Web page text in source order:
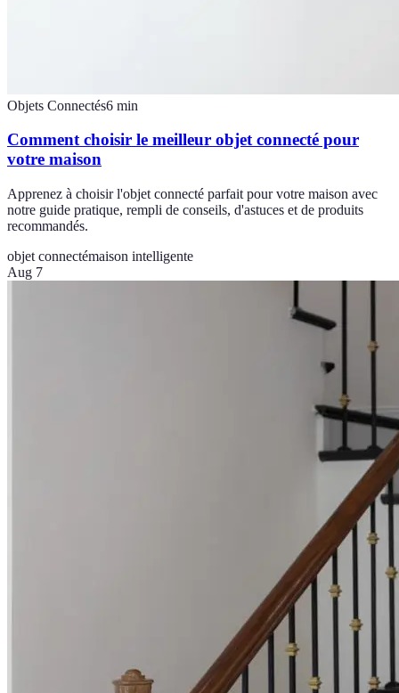
Objets Connectés6 min
Comment choisir le meilleur objet connecté pour
votre maison
Apprenez à choisir l'objet connecté parfait pour votre maison avec
notre guide pratique, rempli de conseils, d'astuces et de produits
recommandés.
objet connectémaison intelligente
Aug 7